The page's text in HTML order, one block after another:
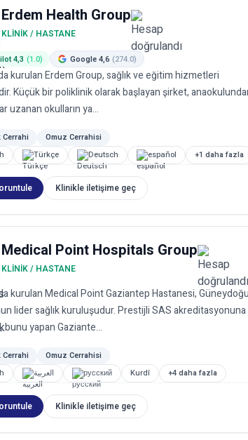
Erdem Health Group
KLINIK / HASTANE
4,3 (1.0) Google 4,6 (274.0)
kurulan Erdem Group, sağlık ve eğitim hizmetleri
Küçük bir poliklinik olarak başlayan şirket,
uzanan okulların ya...
Omuz Cerrahisi
Türkçe Deutsch español +1 daha fazla
Klinikle iletişime geç
Medical Point Hospitals Group
KLINIK / HASTANE
kurulan Medical Point Gaziantep Hastanesi, Güneydoğu
lider sağlık kuruluşudur. Prestijli SAS akreditasyonuna
bunu yapan Gaziante...
Omuz Cerrahisi
العربية русский Kurdî +4 daha fazla
Klinikle iletişime geç